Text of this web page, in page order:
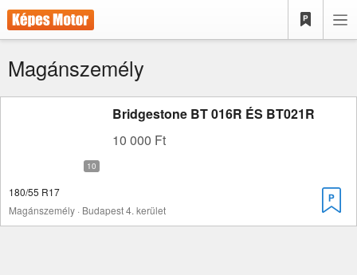
Magánszemély
Bridgestone BT 016R ÉS BT021R
10 000 Ft
180/55 R17
Magánszemély · Budapest 4. kerület